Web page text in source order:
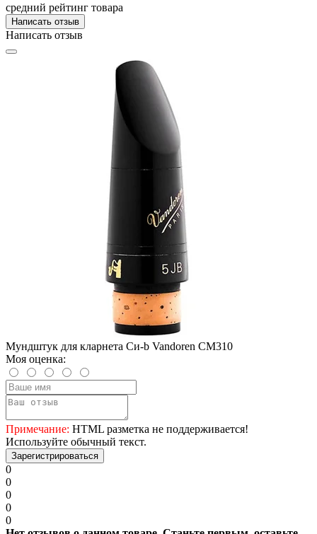
средний рейтинг товара
Написать отзыв
Написать отзыв
Мундштук для кларнета Си-b Vandoren CM310
Моя оценка:
Примечание: HTML разметка не поддерживается!
Используйте обычный текст.
Зарегистрироваться
0
0
0
0
0